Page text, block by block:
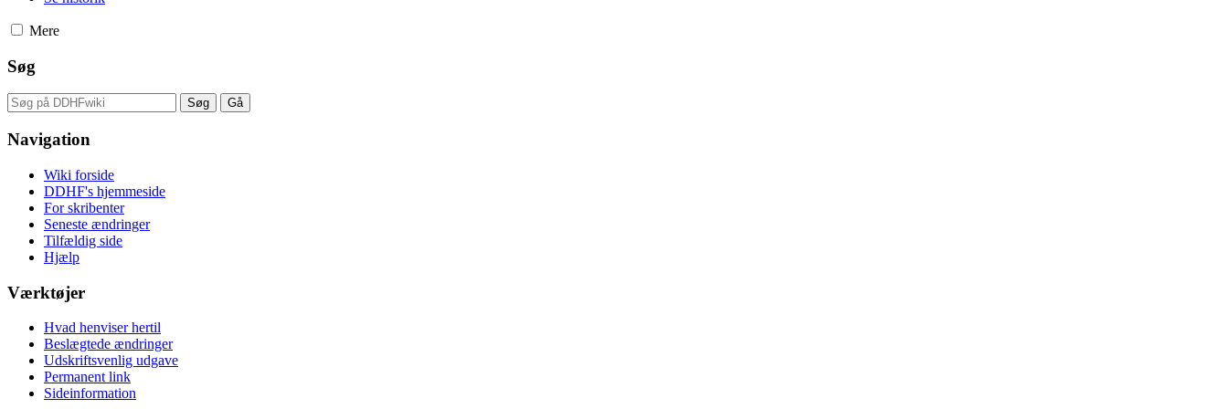
Mere
Søg
Navigation
Wiki forside
DDHF's hjemmeside
For skribenter
Seneste ændringer
Tilfældig side
Hjælp
Værktøjer
Hvad henviser hertil
Beslægtede ændringer
Udskriftsvenlig udgave
Permanent link
Sideinformation